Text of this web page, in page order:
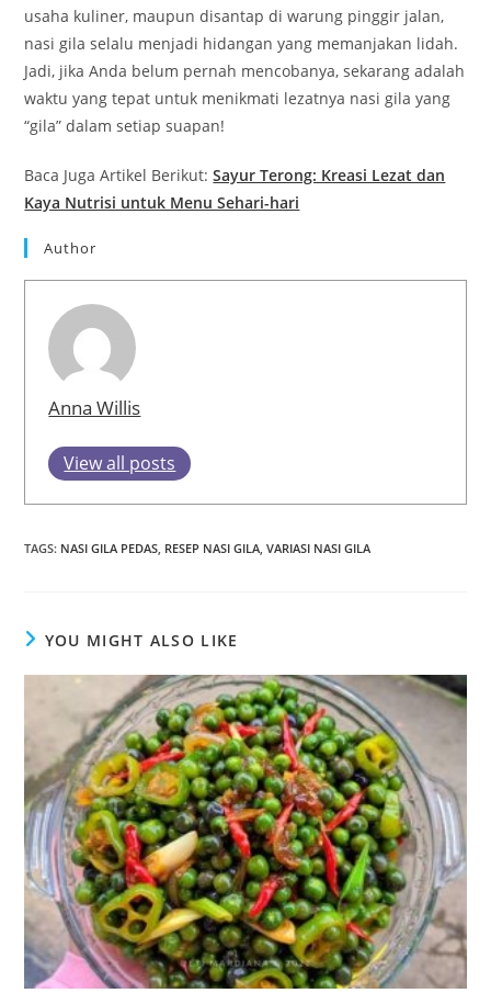
usaha kuliner, maupun disantap di warung pinggir jalan,
nasi gila selalu menjadi hidangan yang memanjakan lidah.
Jadi, jika Anda belum pernah mencobanya, sekarang adalah
waktu yang tepat untuk menikmati lezatnya nasi gila yang
“gila” dalam setiap suapan!
Baca Juga Artikel Berikut:Sayur Terong: Kreasi Lezat dan
Kaya Nutrisi untuk Menu Sehari-hari
Author
Anna Willis
View all posts
TAGS: NASI GILA PEDAS RESEP NASI GILA VARIASI NASI GILA
YOU MIGHT ALSO LIKE